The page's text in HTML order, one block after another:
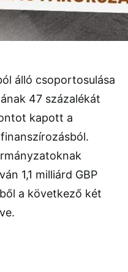
álló csoportosulása
47 százalékát
kapott a
1,1 milliárd GBP
a következő két